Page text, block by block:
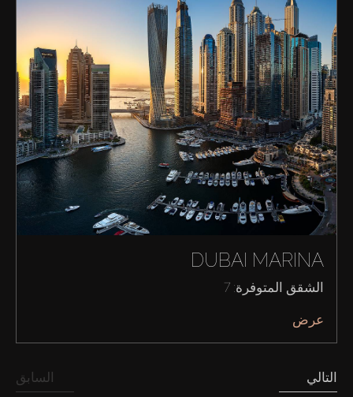
DUBAI MARINA
الشقق المتوفرة: 7
عرض
السابق التالي